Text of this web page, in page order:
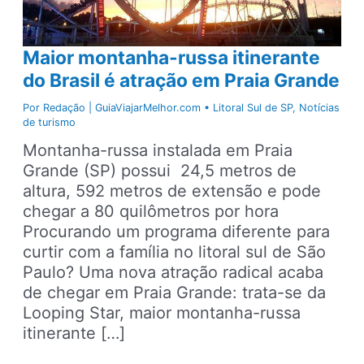
Maior montanha-russa itinerante
do Brasil é atração em Praia Grande
Por Redação | GuiaViajarMelhor.com • Litoral Sul de SP, Notícias
de turismo
Montanha-russa instalada em Praia
Grande (SP) possui 24,5 metros de
altura, 592 metros de extensão e pode
chegar a 80 quilômetros por hora
Procurando um programa diferente para
curtir com a família no litoral sul de São
Paulo? Uma nova atração radical acaba
de chegar em Praia Grande: trata-se da
Looping Star, maior montanha-russa
itinerante […]